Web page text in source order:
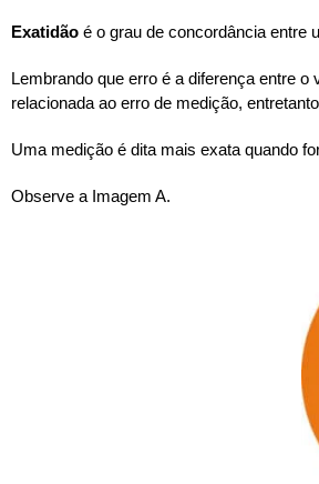
Exatidão é o grau de concordância entre
Lembrando que erro é a diferença entre
relacionada ao erro de medição,
Uma medição é dita mais exata quando
Observe a Imagem A.